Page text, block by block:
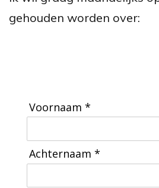
gehouden worden over:
Voornaam *
Achternaam *